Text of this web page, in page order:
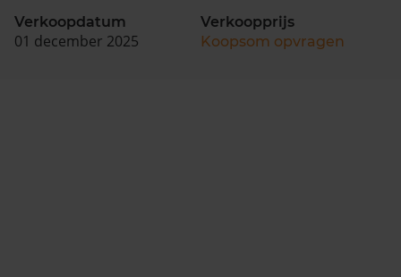
Verkoopdatum
01 december 2025
Verkoopprijs
Koopsom opvragen